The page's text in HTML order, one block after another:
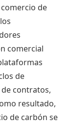
de
comercial
de
contratos,
resultado,
de carbón se